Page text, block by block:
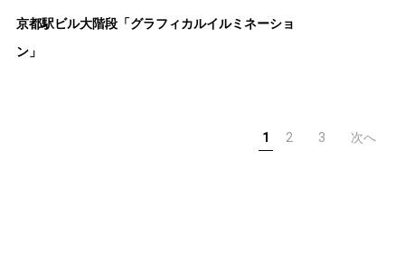
京都駅ビル大階段「グラフィカルイルミネーショ
ン」
1 2 3 次へ